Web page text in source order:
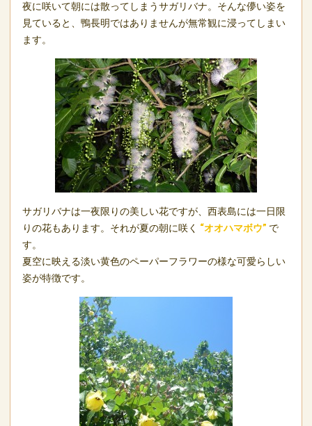
夜に咲いて朝には散ってしまうサガリバナ。そんな儚い姿を
見ていると、鴨長明ではありませんが無常観に浸ってしまい
ます。
サガリバナは一夜限りの美しい花ですが、西表島には一日限
りの花もあります。それが夏の朝に咲く “オオハマボウ” で
す。
夏空に映える淡い黄色のペーパーフラワーの様な可愛らしい
姿が特徴です。